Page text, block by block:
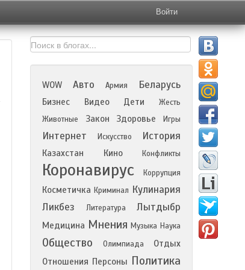
Войти
WOW Авто Армия Беларусь
Бизнес Видео Дети
Жесть
Животные
Закон Здоровье Игры
Интернет Искусство История
Казахстан Кино Конфликты
Коронавирус Коррупция
Косметичка Криминал Кулинария
Ликбез
Литература Лытдыбр
Медицина Мнения Музыка Наука
Общество Олимпиада
Отдых
Отношения Персоны Политика